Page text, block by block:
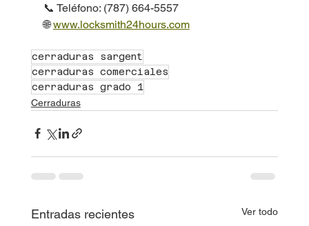
📞 Teléfono: (787) 664-5557
🌐 www.locksmith24hours.com
cerraduras sargent
cerraduras comerciales
cerraduras grado 1
Cerraduras
Entradas recientes Ver todo